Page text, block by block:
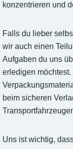
konzentrieren und
Falls du lieber
wir auch einen
Aufgaben du uns
erledigen
beim sicheren
Uns ist wichtig,